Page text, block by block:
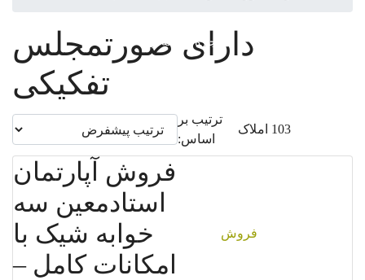
اجاره روزانه ویلا
پیش فروش
دارای صورتمجلس
تفکیکی
103 املاک
ترتیب بر
اساس:
فروش
فروش آپارتمان
استادمعین سه
خوابه شیک با
امکانات کامل –